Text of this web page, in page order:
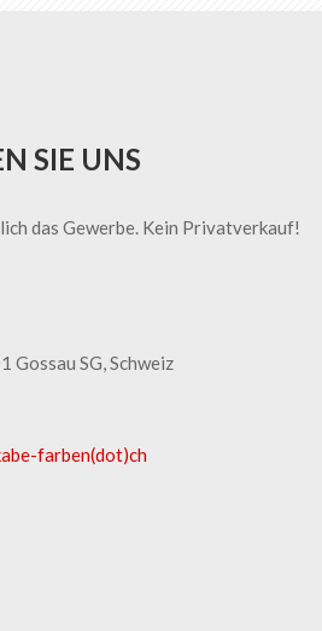
SIE UNS
das Gewerbe. Kein Privatverkauf!
Gossau SG, Schweiz
​farben(dot)ch